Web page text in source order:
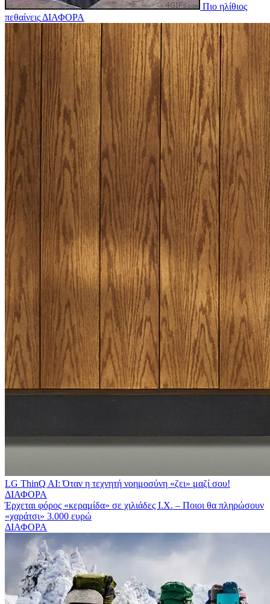
Πιο ηλίθιος
πεθαίνεις ΔΙΑΦΟΡΑ
LG ThinQ AI: Όταν η τεχνητή νοημοσύνη «ζει» μαζί σου!
ΔΙΑΦΟΡΑ
Έρχεται φόρος «κεραμίδα» σε χιλιάδες Ι.Χ. – Ποιοι θα πληρώσουν
«χαράτσι» 3.000 ευρώ
ΔΙΑΦΟΡΑ